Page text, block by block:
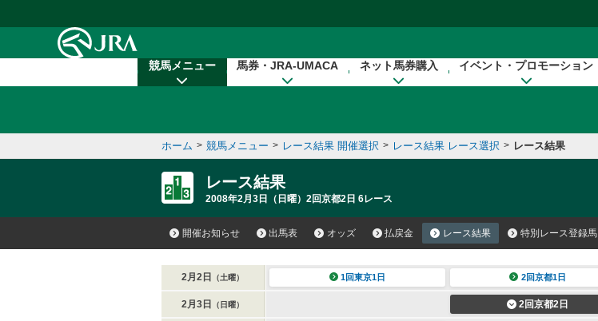
競馬メニュー 馬券・JRA-UMACA ネット馬券購入 イベント・プロモーション
ホーム > 競馬メニュー > レース結果 開催選択 > レース結果 レース選択 > レース結果
レース結果
2008年2月3日（日曜）2回京都2日 6レース
開催お知らせ 出馬表 オッズ 払戻金 レース結果 特別レース登録馬
2月2日 （土曜） 1回東京1日 2回京都1日
2月3日 （日曜） 2回京都2日